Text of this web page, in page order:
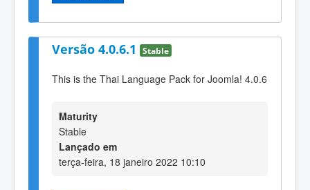
Versão 4.0.6.1 Stable
This is the Thai Language Pack for Joomla! 4.0.6
Maturity
Stable
Lançado em
terça-feira, 18 janeiro 2022 10:10